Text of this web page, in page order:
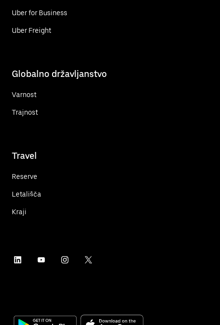
Uber for Business
Uber Freight
Globalno državljanstvo
Varnost
Trajnost
Travel
Reserve
Letališča
Kraji